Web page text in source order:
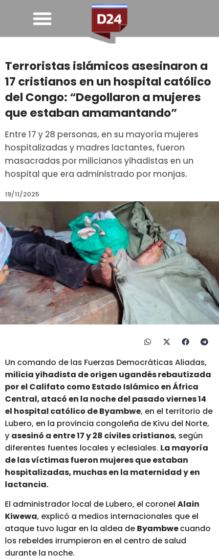
Terroristas islámicos asesinaron a
17 cristianos en un hospital católico
del Congo: “Degollaron a mujeres
que estaban amamantando”
Entre 17 y 28 personas, en su mayoría mujeres
hospitalizadas y madres lactantes, fueron
masacradas por milicianos yihadistas en un
hospital que era administrado por monjas.
19/11/2025
Un comando de las Fuerzas Democráticas Aliadas,
milicia yihadista de origen ugandés rebautizada
por el Califato como Estado Islámico en África
Central, atacó en la noche del pasado viernes 14
el hospital católico de Byambwe, en el territorio de
Lubero, en la provincia congoleña de Kivu del Norte,
y asesinó a entre 17 y 28 civiles cristianos, según
diferentes fuentes locales y eclesiales. La mayoría
de las víctimas fueron mujeres que estaban
hospitalizadas, muchas en la maternidad y en
lactancia.
El administrador local de Lubero, el coronel Alain
Kiwewa, explicó a medios internacionales que el
ataque tuvo lugar en la aldea de Byambwecuando
los rebeldes irrumpieron en el centro de salud
durante la noche.